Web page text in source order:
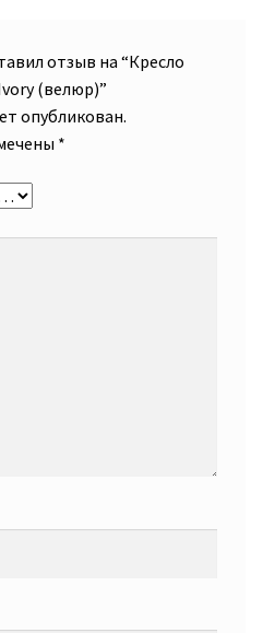
отзыв на “Кресло
(велюр)”
опубликован.
*